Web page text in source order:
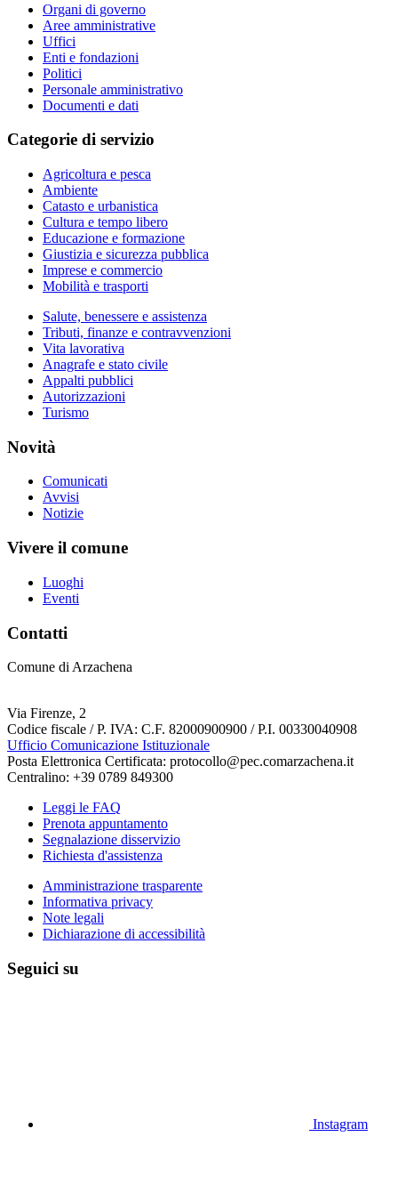
Organi di governo
Aree amministrative
Uffici
Enti e fondazioni
Politici
Personale amministrativo
Documenti e dati
Categorie di servizio
Agricoltura e pesca
Ambiente
Catasto e urbanistica
Cultura e tempo libero
Educazione e formazione
Giustizia e sicurezza pubblica
Imprese e commercio
Mobilità e trasporti
Salute, benessere e assistenza
Tributi, finanze e contravvenzioni
Vita lavorativa
Anagrafe e stato civile
Appalti pubblici
Autorizzazioni
Turismo
Novità
Comunicati
Avvisi
Notizie
Vivere il comune
Luoghi
Eventi
Contatti
Comune di Arzachena
Via Firenze, 2
Codice fiscale / P. IVA: C.F. 82000900900 / P.I. 00330040908
Ufficio Comunicazione Istituzionale
Posta Elettronica Certificata: protocollo@pec.comarzachena.it
Centralino: +39 0789 849300
Leggi le FAQ
Prenota appuntamento
Segnalazione disservizio
Richiesta d'assistenza
Amministrazione trasparente
Informativa privacy
Note legali
Dichiarazione di accessibilità
Seguici su
Instagram